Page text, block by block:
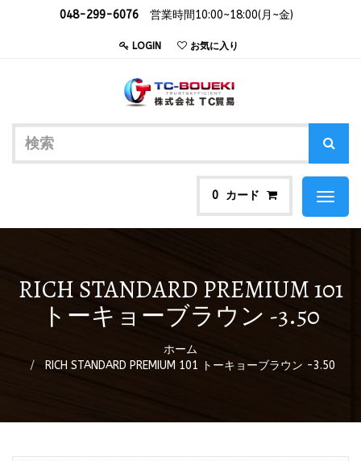
048-299-6076 営業時間10:00~18:00(月~金)
LOGIN お気に入り
0 カード
Toggle
RICH STANDARD PREMIUM 101
トーキョーブラウン -3.50
ホーム
RICH STANDARD PREMIUM 101 トーキョーブラウン -3.50